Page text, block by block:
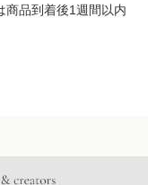
商品到着後1週間以内